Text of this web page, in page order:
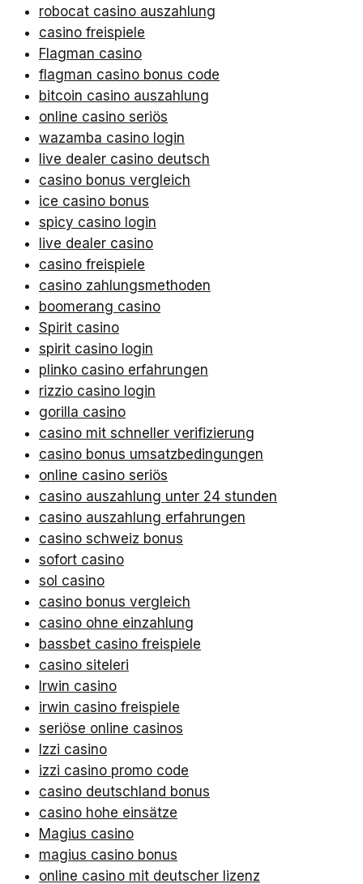
robocat casino auszahlung
casino freispiele
Flagman casino
flagman casino bonus code
bitcoin casino auszahlung
online casino seriös
wazamba casino login
live dealer casino deutsch
casino bonus vergleich
ice casino bonus
spicy casino login
live dealer casino
casino freispiele
casino zahlungsmethoden
boomerang casino
Spirit casino
spirit casino login
plinko casino erfahrungen
rizzio casino login
gorilla casino
casino mit schneller verifizierung
casino bonus umsatzbedingungen
online casino seriös
casino auszahlung unter 24 stunden
casino auszahlung erfahrungen
casino schweiz bonus
sofort casino
sol casino
casino bonus vergleich
casino ohne einzahlung
bassbet casino freispiele
casino siteleri
Irwin casino
irwin casino freispiele
seriöse online casinos
Izzi casino
izzi casino promo code
casino deutschland bonus
casino hohe einsätze
Magius casino
magius casino bonus
online casino mit deutscher lizenz